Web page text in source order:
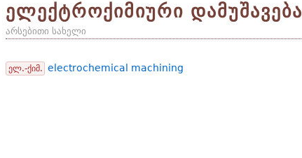
ელექტროქიმიური დამუშავება
არსებითი სახელი
ელ.-ქიმ. electrochemical machining